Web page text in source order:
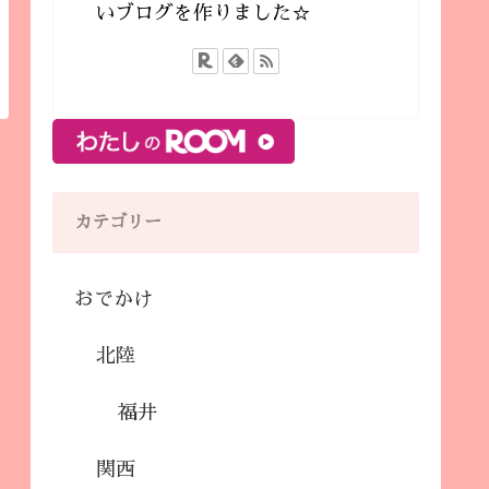
いブログを作りました☆
カテゴリー
おでかけ
北陸
福井
関西